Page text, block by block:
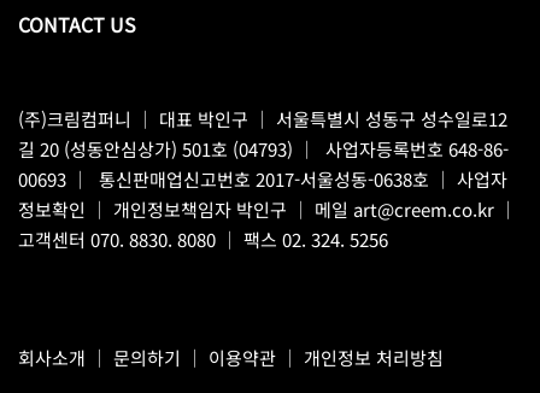
CONTACT US
(주)크림컴퍼니 ｜ 대표 박인구 ｜ 서울특별시 성동구 성수일로12
길 20 (성동안심상가) 501호 (04793) ｜ 사업자등록번호 648-86-
00693 ｜ 통신판매업신고번호 2017-서울성동-0638호 ｜ 사업자
정보확인 ｜ 개인정보책임자 박인구 ｜ 메일 art@creem.co.kr ｜
고객센터 070. 8830. 8080 ｜ 팩스 02. 324. 5256
회사소개 ｜ 문의하기 ｜ 이용약관 ｜ 개인정보 처리방침